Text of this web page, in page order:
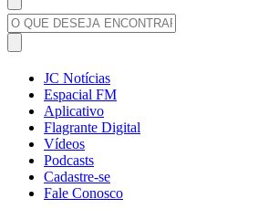
JC Notícias
Espacial FM
Aplicativo
Flagrante Digital
Vídeos
Podcasts
Cadastre-se
Fale Conosco